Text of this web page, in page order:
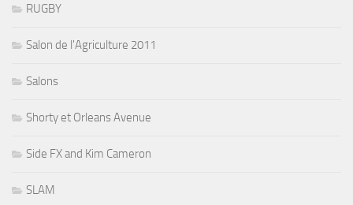
RUGBY
Salon de l'Agriculture 2011
Salons
Shorty et Orleans Avenue
Side FX and Kim Cameron
SLAM